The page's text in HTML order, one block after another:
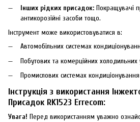
Інших рідких присадок: Покращувачі
антикорозійні засоби тощо.
Інструмент може використовуватися в:
Автомобільних системах
Побутових та комерційних холодильних
Промислових системах
Інструкція з використання
Присадок RK1523 Errecom:
Увага! Перед використанням уважно